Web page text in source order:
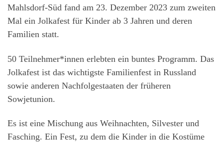
Mahlsdorf-Süd fand am 23. Dezember 2023 zum zweiten
Mal ein Jolkafest für Kinder ab 3 Jahren und deren
Familien statt.
50 Teilnehmer*innen erlebten ein buntes Programm. Das
Jolkafest ist das wichtigste Familienfest in Russland
sowie anderen Nachfolgestaaten der früheren
Sowjetunion.
Es ist eine Mischung aus Weihnachten, Silvester und
Fasching. Ein Fest, zu dem die Kinder in die Kostüme